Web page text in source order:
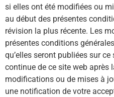
si elles ont été modifiées ou
au début des présentes
révision la plus récente. Les
présentes conditions
qu’elles seront publiées sur
continue de ce site web après
modifications ou de mises à
une notification de votre